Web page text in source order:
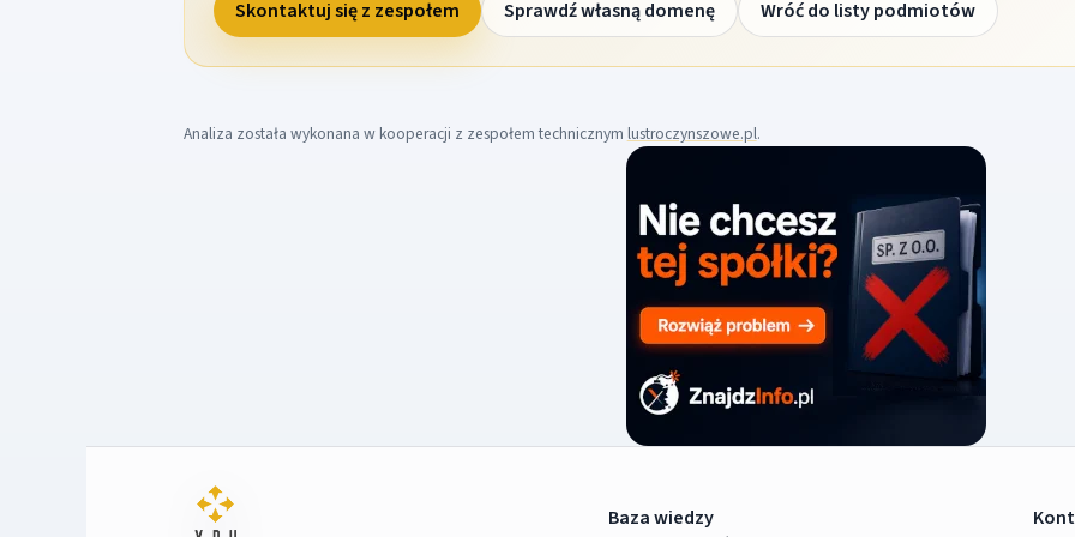
Skontaktuj się z zespołem Sprawdź własną domenę Wróć do listy podmiotów
Analiza została wykonana w kooperacji z zespołem technicznym lustroczynszowe.pl.
Baza wiedzy